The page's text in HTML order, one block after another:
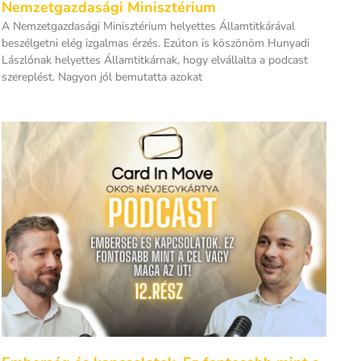
Nemzetgazdasági Minisztérium
A Nemzetgazdasági Minisztérium helyettes Államtitkárával
beszélgetni elég izgalmas érzés. Ezúton is köszönöm Hunyadi
Lászlónak helyettes Államtitkárnak, hogy elvállalta a podcast
szereplést. Nagyon jól bemutatta azokat